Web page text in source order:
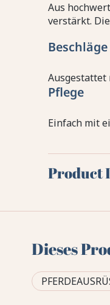
Aus
verstärkt.
Beschläge
Ausgestattet
Pflege
Einfach mit
Product
Dieses